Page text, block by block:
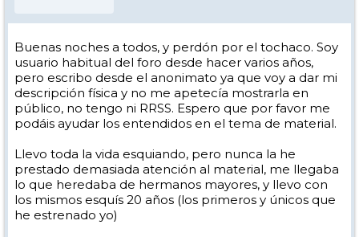
Buenas noches a todos, y perdón por el tochaco. Soy
usuario habitual del foro desde hacer varios años,
pero escribo desde el anonimato ya que voy a dar mi
descripción física y no me apetecía mostrarla en
público, no tengo ni RRSS. Espero que por favor me
podáis ayudar los entendidos en el tema de material.
Llevo toda la vida esquiando, pero nunca la he
prestado demasiada atención al material, me llegaba
lo que heredaba de hermanos mayores, y llevo con
los mismos esquís 20 años (los primeros y únicos que
he estrenado yo)